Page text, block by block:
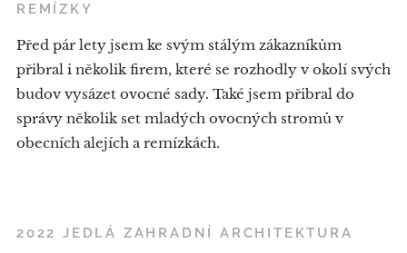
REMÍZKY
Před pár lety jsem ke svým stálým zákazníkům
přibral i několik firem, které se rozhodly v okolí svých
budov vysázet ovocné sady. Také jsem přibral do
správy několik set mladých ovocných stromů v
obecních alejích a remízkách.
2022 JEDLÁ ZAHRADNÍ ARCHITEKTURA